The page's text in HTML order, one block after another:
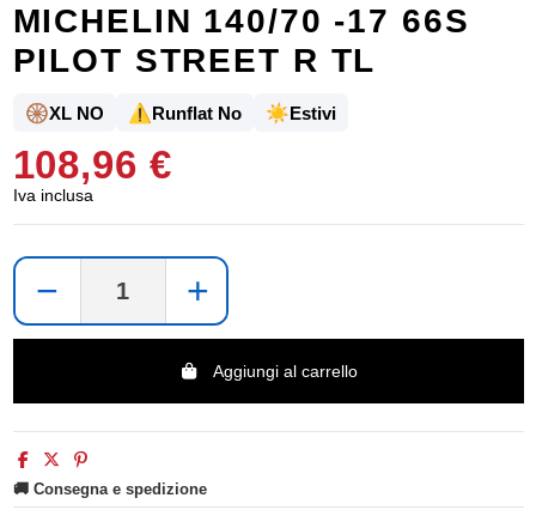
MICHELIN 140/70 -17 66S
PILOT STREET R TL
🛞XL NO ⚠️Runflat No ☀️Estivi
108,96 €
Iva inclusa
− +
Aggiungi al carrello
🚚 Consegna e spedizione